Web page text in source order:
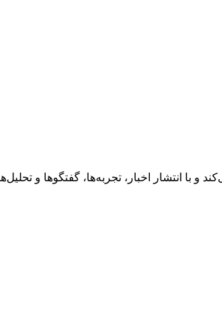
فعالیت می‌کند و با انتشار اخبار، تجربه‌ها،